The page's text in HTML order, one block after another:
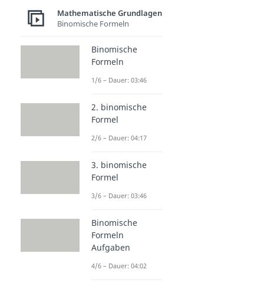
Mathematische Grundlagen
Binomische Formeln
Binomische
Formeln
1/6 – Dauer: 03:46
2. binomische
Formel
2/6 – Dauer: 04:17
3. binomische
Formel
3/6 – Dauer: 03:46
Binomische
Formeln
Aufgaben
4/6 – Dauer: 04:02